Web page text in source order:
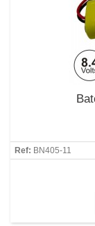
Ref: BN405-11